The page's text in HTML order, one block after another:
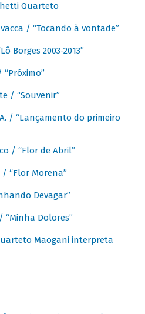
Quarteto
/ “Tocando à vontade”
Borges 2003-2013”
“Próximo”
/ “Souvenir”
/ “Lançamento do primeiro
/ “Flor de Abril”
“Flor Morena”
Devagar”
“Minha Dolores”
Maogani interpreta